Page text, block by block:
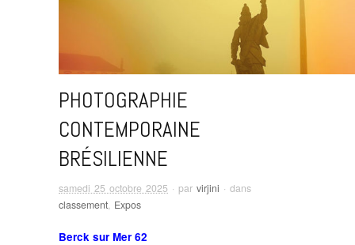
PHOTOGRAPHIE
CONTEMPORAINE
BRÉSILIENNE
samedi 25 octobre 2025 · par virjini · dans
classement, Expos
Berck sur Mer 62